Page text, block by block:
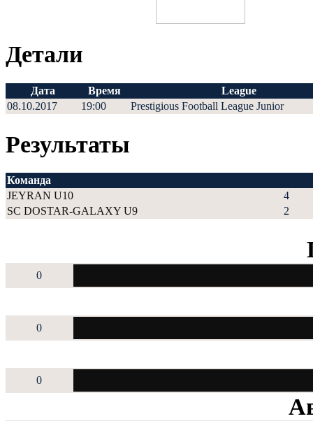
Детали
Дата Время
League
08.10.2017
19:00 Prestigious Football League Junior
Результаты
Команда
JEYRAN U10
4
SC DOSTAR-GALAXY U9
2
0
0
0